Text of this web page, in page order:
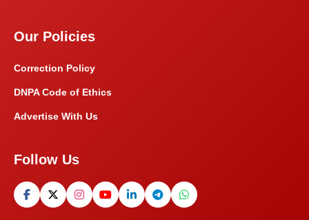
Our Policies
Correction Policy
DNPA Code of Ethics
Advertise With Us
Follow Us